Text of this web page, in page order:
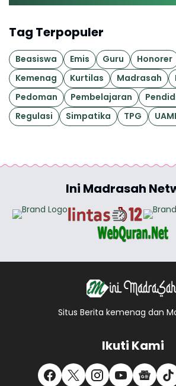
Tag Terpopuler
Beasiswa Emis Guru Honorer
Kemenag
Kurtilas Madrasah
Pedoman
Pembelajaran
Regulasi
Simpatika TPG
Ini Madrasah
Situs Berita kemenag dan
Ikuti Kami